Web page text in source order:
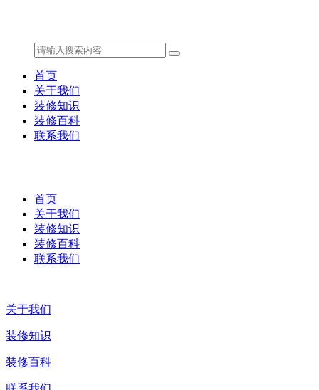
首页
关于我们
装修知识
装修百科
联系我们
首页
关于我们
装修知识
装修百科
联系我们
关于我们
装修知识
装修百科